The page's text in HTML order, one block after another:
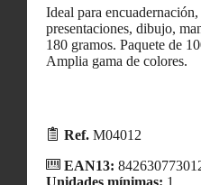
Ideal para
presentaciones, dibujo,
180 gramos. Paquete de
Amplia gama de colores.
Ref. M04012
EAN13:
Unidades mínimas: 1